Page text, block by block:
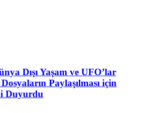
Dışı Yaşam ve UFO’lar
Paylaşılması için
Duyurdu